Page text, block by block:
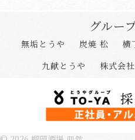
グルー
無垢とうや 炭焼 松 横
九献とうや
株式会